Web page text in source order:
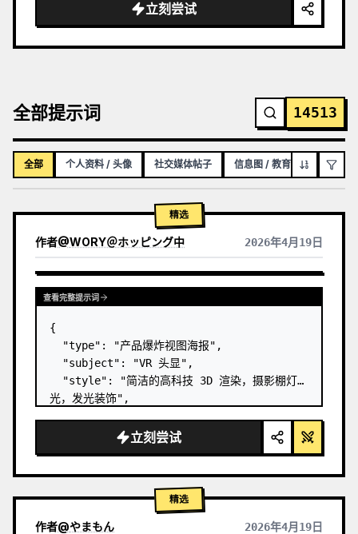
立刻尝试
全部提示词 14513
全部 个人资料 / 头像 社交媒体帖子 信息图 / 教育视觉图
精选
作者@WORY＠ホッピング中 2026年4月19日
查看完整提示词
{
  "type": "产品爆炸视图海报",
  "subject": "VR 头显",
  "style": "简洁的高科技 3D 渲染，摄影棚灯
光，发光装饰",
  "header": {
    "logo": "∞
Meta Quest 3 ",
立刻尝试
精选
作者@やまもん 2026年4月19日